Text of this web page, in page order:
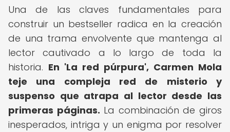
Una de las claves fundamentales para
construir un bestseller radica en la creación
de una trama envolvente que mantenga al
lector cautivado a lo largo de toda la
historia. En 'La red púrpura', Carmen Mola
teje una compleja red de misterio y
suspenso que atrapa al lector desde las
primeras páginas. La combinación de giros
inesperados, intriga y un enigma por resolver